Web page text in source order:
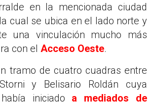
en la mencionada ciudad
cual se ubica en el lado norte y
una vinculación mucho más
con el Acceso Oeste.
tramo de cuatro cuadras entre
y Belisario Roldán cuya
iniciado a mediados de